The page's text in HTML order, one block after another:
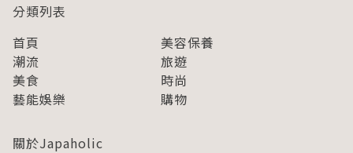
分類列表
首頁
美容保養
潮流
旅遊
美食
時尚
藝能娛樂
購物
關於Japaholic